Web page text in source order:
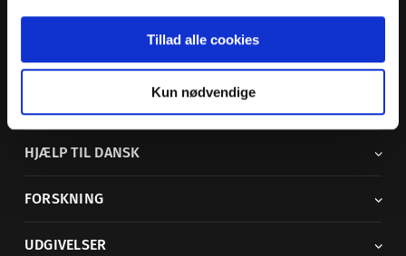
Tillad alle cookies
Kun nødvendige
HJÆLP TIL DANSK
FORSKNING
UDGIVELSER